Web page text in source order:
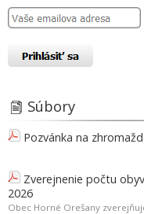
Súbory
Pozvánka na
Zverejnenie počtu
2026
Obec Horné Orešany